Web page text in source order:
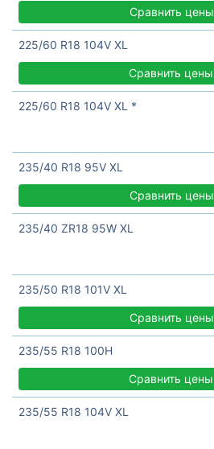
Сравнить цены
225/60 R18 104V XL
Сравнить цены
225/60 R18 104V XL *
235/40 R18 95V XL
Сравнить цены
235/40 ZR18 95W XL
235/50 R18 101V XL
Сравнить цены
235/55 R18 100H
Сравнить цены
235/55 R18 104V XL